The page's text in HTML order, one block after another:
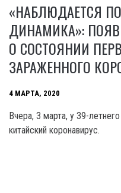
«НАБЛЮДАЕТСЯ
ДИНАМИКА»:
О СОСТОЯНИИ
ЗАРАЖЕННОГО
4 МАРТА, 2020
Вчера, 3 марта, у 39-
китайский коронавирус.